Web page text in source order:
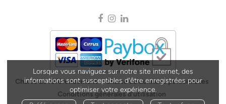
Lorsque vous naviguez sur notre site internet, des
informations sont susceptibles d'être enregistrées pour
optimiser votre expérience.
Charte de référencement
Charte de données personnelles
Conditions générales d'utilisation